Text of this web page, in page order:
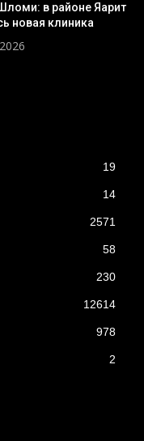
в районе Яарит
новая клиника
19
14
2571
58
230
12614
978
2